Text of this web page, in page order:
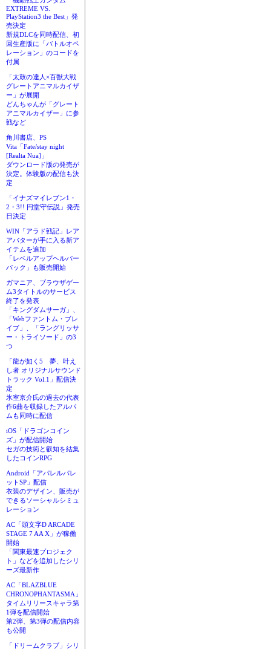
EXTREME VS.
PlayStation3 the Best」発
売決定
新規DLCを同時配信、初
回生産版に「バトルオペ
レーション」のコードを
付属
「太鼓の達人×百獣大戦
グレートアニマルカイザ
ー」が展開
どんちゃんが「グレート
アニマルカイザー」に参
戦など
角川書店、PS
Vita「Fate/stay night
[Realta Nua]」
ダウンロード版の発売が
決定。体験版の配信も決
定
「イナズマイレブン1・
2・3!! 円堂守伝説」発売
日決定
WIN「アラド戦記」レア
アバターが手に入る新ア
イテムを追加
「レベルアップヘルパー
パック」も販売開始
ガマニア、ブラウザゲー
ム3タイトルのサービス
終了を発表
「キングダムサーガ」、
「Webファントム・ブレ
イブ」、「ラングリッサ
ー・トライソード」の3
つ
「龍が如く5 夢、叶え
し者 オリジナルサウンド
トラック Vol.1」配信決
定
氷室京介氏の過去の代表
作6曲を収録したアルバ
ムも同時に配信
iOS「ドラゴンコイン
ズ」が配信開始
セガの技術と叡知を結集
したコインRPG
Android「アパレルパレ
ットSP」配信
衣装のデザイン、販売が
できるソーシャルシミュ
レーション
AC「頭文字D ARCADE
STAGE 7 AA X」が稼働
開始
「関東最速プロジェク
ト」などを追加したシリ
ーズ最新作
AC「BLAZBLUE
CHRONOPHANTASMA」
タイムリリースキャラ第
1弾を配信開始
第2弾、第3弾の配信内容
も公開
「ドリームクラブ」シリ